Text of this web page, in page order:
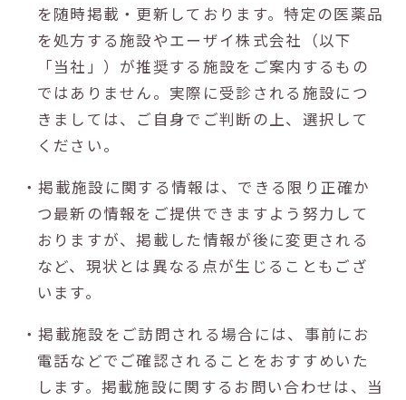
を随時掲載・更新しております。特定の医薬品
を処方する施設やエーザイ株式会社（以下
「当社」）が推奨する施設をご案内するもの
ではありません。実際に受診される施設につ
きましては、ご自身でご判断の上、選択して
ください。
・掲載施設に関する情報は、できる限り正確か
つ最新の情報をご提供できますよう努力して
おりますが、掲載した情報が後に変更される
など、現状とは異なる点が生じることもござ
います。
・掲載施設をご訪問される場合には、事前にお
電話などでご確認されることをおすすめいた
します。掲載施設に関するお問い合わせは、当